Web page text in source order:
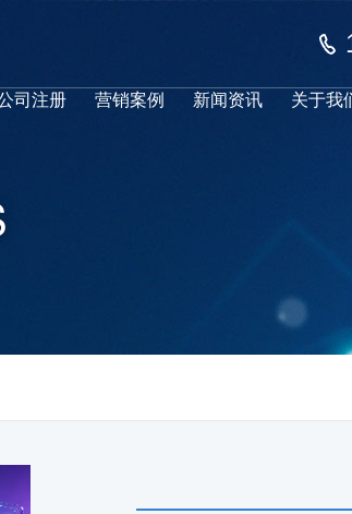
司注册 营销案例 新闻资讯 关于我